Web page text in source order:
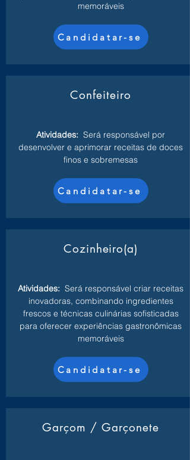
memoráveis
Candidatar-se
Confeiteiro
Atividades: Será responsável por
desenvolver e aprimorar receitas de doces
finos e sobremesas
Candidatar-se
Cozinheiro(a)
Atividades: Será responsável criar receitas
inovadoras, combinando ingredientes
frescos e técnicas culinárias sofisticadas
para oferecer experiências gastronômicas
memoráveis
Candidatar-se
Garçom / Garçonete